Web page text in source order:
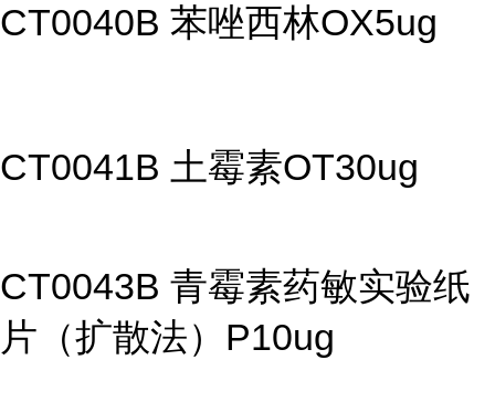
CT0040B 苯唑西林OX5ug
CT0041B 土霉素OT30ug
CT0043B 青霉素药敏实验纸
片（扩散法）P10ug